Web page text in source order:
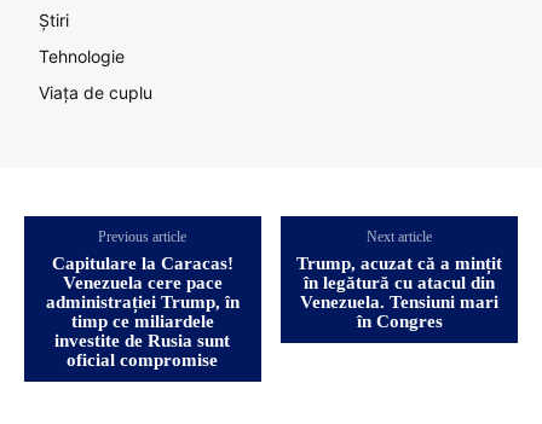
Știri
Tehnologie
Viața de cuplu
Previous article
Capitulare la Caracas!
Venezuela cere pace
administrației Trump, în
timp ce miliardele
investite de Rusia sunt
oficial compromise
Next article
Trump, acuzat că a mințit
în legătură cu atacul din
Venezuela. Tensiuni mari
în Congres